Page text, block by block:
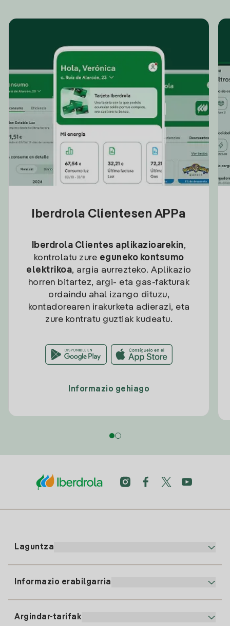
Iberdrola Clientesen APPa
Iberdrola Clientes aplikazioarekin,
kontrolatu zure eguneko kontsumo
elektrikoa, argia aurrezteko. Aplikazio
horren bitartez, argi- eta gas-fakturak
ordaindu ahal izango dituzu,
kontadorearen irakurketa adierazi, eta
zure kontratu guztiak kudeatu.
Informazio gehiago
Laguntza
Informazio erabilgarria
Argindar-tarifak